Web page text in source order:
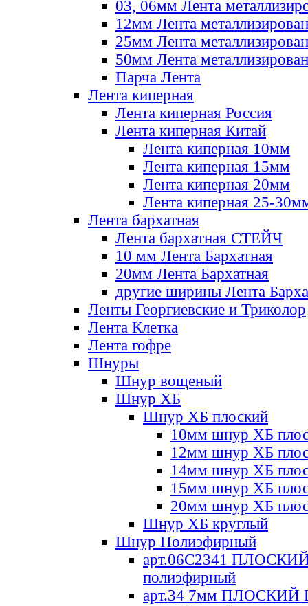
03, 06мм Лента
12мм Лента
25мм Лента
50мм Лента
Парча Лента
Лента киперная
Лента киперная Россия
Лента киперная Китай
Лента киперная 10мм
Лента киперная 15мм
Лента киперная 20мм
Лента киперная 25-
Лента бархатная
Лента бархатная СТЕЙЧ
10 мм Лента Бархатная
20мм Лента Бархатная
другие ширины Лента
Ленты Георгиевские и Триколор
Лента Клетка
Лента гофре
Шнуры
Шнур вощеный
Шнур ХБ
Шнур ХБ плоский
10мм шнур ХБ
12мм шнур ХБ
14мм шнур ХБ
15мм шнур ХБ
20мм шнур ХБ
Шнур ХБ круглый
Шнур Полиэфирный
арт.06С2341
полиэфирный
арт.34 7мм ПЛОСКИЙ